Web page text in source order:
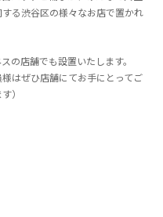
る渋谷区の様々なお店で置かれ
の店舗でも設置いたします。
はぜひ店舗にてお手にとってご
）